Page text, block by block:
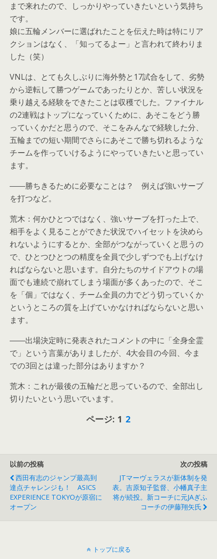
まで来れたので、しっかりやっていきたいという気持ち
です。
娘に五輪メンバーに選ばれたことを伝えた時は特にリア
クションはなく、「知ってるよー」と言われて終わりま
した（笑）
VNLは、とても久しぶりに海外勢と17試合をして、劣勢
から逆転して勝つゲームであったりとか、苦しい状況を
乗り越える経験をできたことは収穫でした。ファイナル
の2連戦はトップになっていくために、あそこをどう勝
っていくかだと思うので、そこをみんなで経験した分、
五輪までの短い期間でさらにあそこで勝ち切れるような
チームを作っていけるようにやっていきたいと思ってい
ます。
――勝ちきるために必要なことは？ 例えば強いサーブ
を打つなど。
荒木：何かひとつではなく、強いサーブを打った上で、
相手をよく見ることができた状況でハイセットを決めら
れないようにするとか、全部がつながっていくと思うの
で、ひとつひとつの精度を全員で少しずつでも上げなけ
ればならないと思います。自分たちのサイドアウトの場
面でも連続で崩れてしまう場面が多くあったので、そこ
を「個」ではなく、チーム全員の力でどう切っていくか
というところの質を上げていかなければならないと思い
ます。
――出場決定時に発表されたコメントの中に「全身全霊
で」という言葉がありましたが、4大会目の今回、今ま
での3回とは違った部分はありますか？
荒木：これが最後の五輪だと思っているので、全部出し
切りたいという思いでいます。
ページ: 1 2
以前の投稿
西田有志のジャンプ最高到
達点チャレンジも！ ASICS
EXPERIENCE TOKYOが原宿に
オープン
次の投稿
JTマーヴェラスが新体制を発
表。吉原知子監督、小幡真子主
将が続投。新コーチに元JAぎふ
コーチの伊藤翔矢氏
トップに戻る